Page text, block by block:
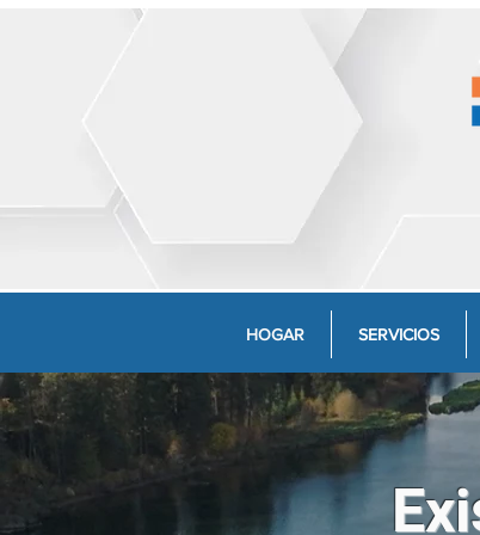
HOGAR SERVICIOS